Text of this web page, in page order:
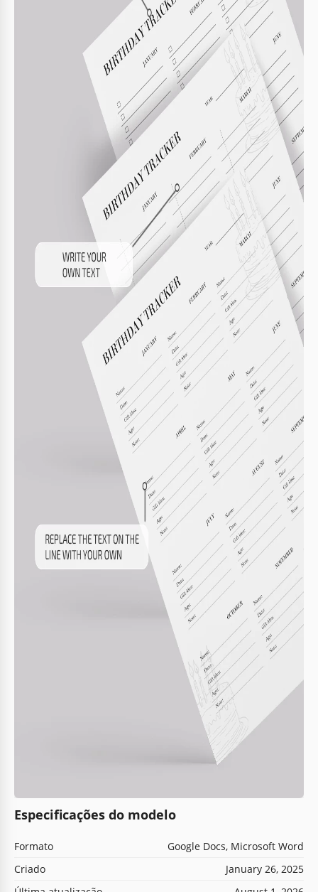
Especificações do modelo
Formato
Google Docs, Microsoft Word
Criado
January 26, 2025